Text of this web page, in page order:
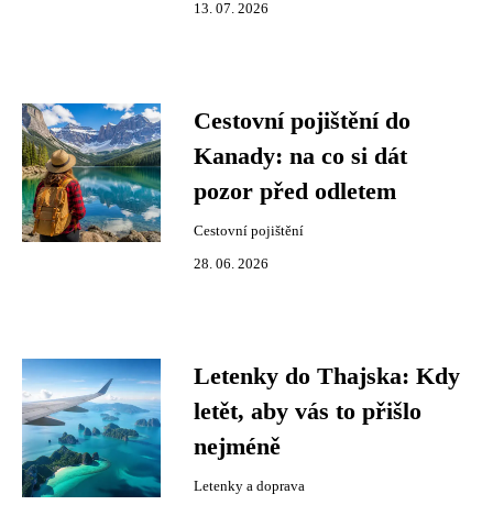
13. 07. 2026
Cestovní pojištění do
Kanady: na co si dát
pozor před odletem
Cestovní pojištění
28. 06. 2026
Letenky do Thajska: Kdy
letět, aby vás to přišlo
nejméně
Letenky a doprava